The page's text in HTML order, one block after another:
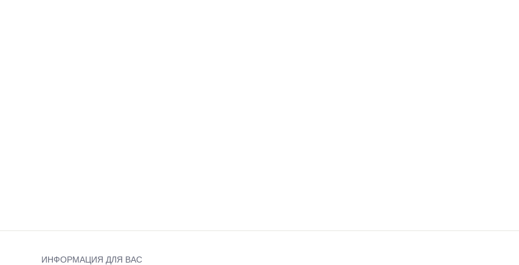
ИНФОРМАЦИЯ ДЛЯ ВАС